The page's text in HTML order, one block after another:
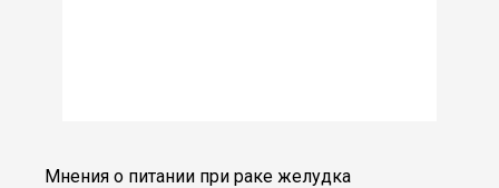
Мнения о питании при раке желудка